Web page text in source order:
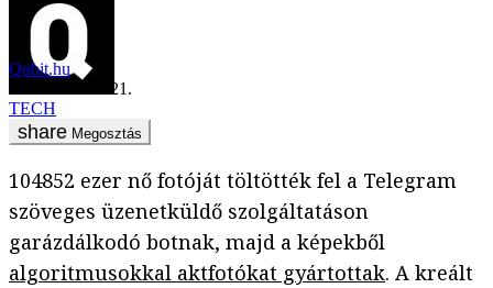
Qubit.hu
2020. október 21.
TECH
Megosztás
104852 ezer nő fotóját töltötték fel a Telegram
szöveges üzenetküldő szolgáltatáson
garázdálkodó botnak, majd a képekből
algoritmusokkal aktfotókat gyártottak. A kreált